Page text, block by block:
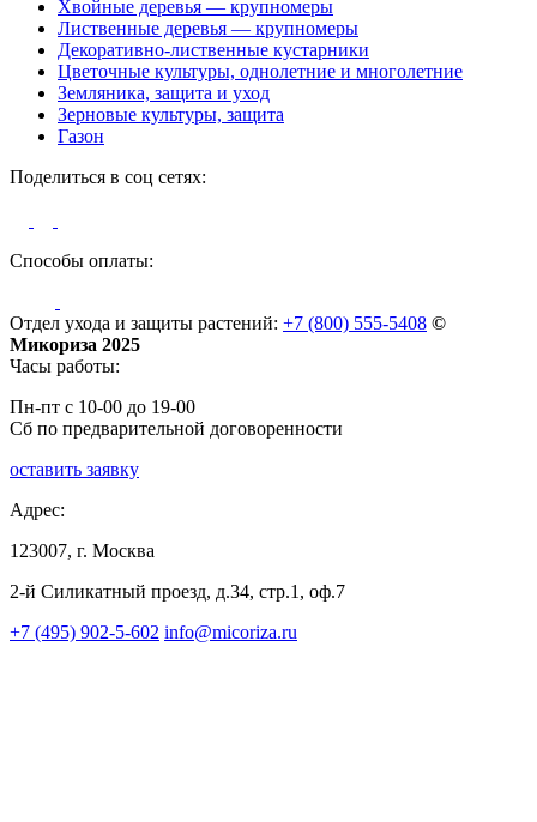
Хвойные деревья — крупномеры
Лиственные деревья — крупномеры
Декоративно-лиственные кустарники
Цветочные культуры, однолетние и многолетние
Земляника, защита и уход
Зерновые культуры, защита
Газон
Поделиться в соц сетях:
Способы оплаты:
Отдел ухода и защиты растений: +7 (800) 555-5408 ©
Микориза 2025
Часы работы:
Пн-пт с 10-00 до 19-00
Сб по предварительной договоренности
оставить заявку
Адрес:
123007, г. Москва
2-й Силикатный проезд, д.34, стр.1, оф.7
+7 (495) 902-5-602 info@micoriza.ru